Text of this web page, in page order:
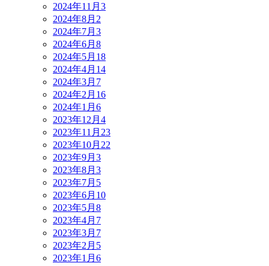
2024年11月 3
2024年8月 2
2024年7月 3
2024年6月 8
2024年5月 18
2024年4月 14
2024年3月 7
2024年2月 16
2024年1月 6
2023年12月 4
2023年11月 23
2023年10月 22
2023年9月 3
2023年8月 3
2023年7月 5
2023年6月 10
2023年5月 8
2023年4月 7
2023年3月 7
2023年2月 5
2023年1月 6